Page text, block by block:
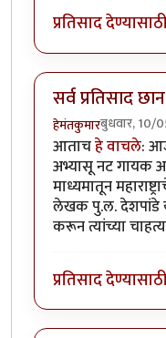
प्रतिसाद
सर्व प्रतिसाद
हेमंतकुमारबुधवार, 10/
आताचहे वाचले:
अभ्यासू नट गायक
माध्यमातून
लेखक पु.ल. देशपांडे
करून त्यांच्या
प्रतिसाद